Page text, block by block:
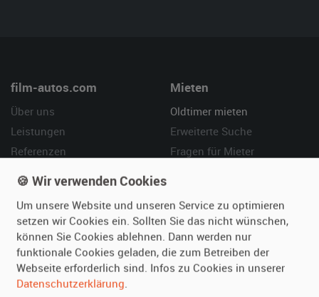
film-autos.com
Über uns
Leistungen
Referenzen
Mieten
Oldtimer mieten
Erweiterte Suche
Fragen für Mieter
Vermieten
Oldtimer anmelden
Fotos senden
Fragen für Vermieter
Inserat verwalten
Hilfe
Häufige Fragen (FAQ)
So funktioniert's
Kontakt
🍪 Wir verwenden Cookies
Um unsere Website und unseren Service zu optimieren
setzen wir Cookies ein. Sollten Sie das nicht wünschen,
können Sie Cookies ablehnen. Dann werden nur
funktionale Cookies geladen, die zum Betreiben der
Webseite erforderlich sind. Infos zu Cookies in unserer
Datenschutzerklärung.